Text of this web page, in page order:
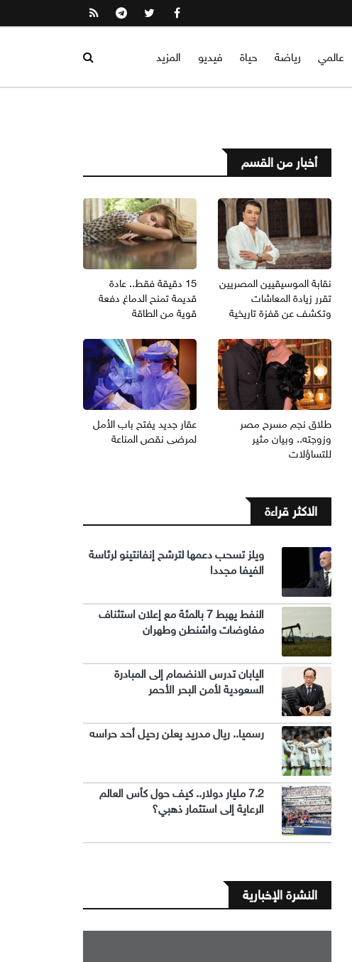
عالمي رياضة حياة فيديو المزيد
أخبار من القسم
نقابة الموسيقيين المصريين
تقرر زيادة المعاشات
وتكشف عن قفزة تاريخية
15 دقيقة فقط.. عادة
قديمة تمنح الدماغ دفعة
قوية من الطاقة
طلاق نجم مسرح مصر
وزوجته.. وبيان مثير
للتساؤلات
عقار جديد يفتح باب الأمل
لمرضى نقص المناعة
الاكثر قراءة
ويلز تسحب دعمها لترشح إنفانتينو لرئاسة
الفيفا مجددا
النفط يهبط 7 بالمئة مع إعلان استئناف
مفاوضات واشنطن وطهران
اليابان تدرس الانضمام إلى المبادرة
السعودية لأمن البحر الأحمر
رسميا.. ريال مدريد يعلن رحيل أحد حراسه
7.2 مليار دولار.. كيف حول كأس العالم
الرعاية إلى استثمار ذهبي؟
النشرة الإخبارية